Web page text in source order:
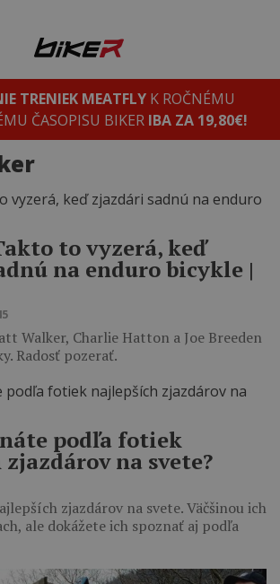
TRENIEK MEATFLYK ROČNÉMU
ČASOPISU BIKER IBA ZA 19,80€!
to vyzerá, keď
na enduro bicykle |
Walker, Charlie Hatton a Joe Breeden
Radosť pozerať.
podľa fotiek
na svete?
zjazdárov na svete. Väčšinou ich
ale dokážete ich spoznať aj podľa